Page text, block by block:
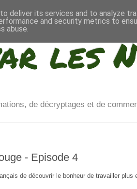
les
de décryptages et de
- Episode 4
de découvrir le bonheur de travailler plus
deliver its services and to analyze
and security metrics to
abuse.